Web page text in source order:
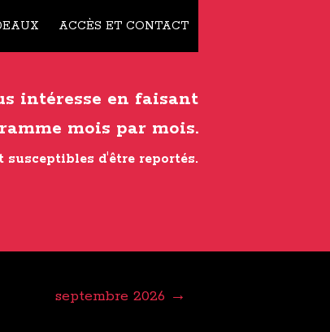
ACCÈS ET CONTACT
intéresse en faisant
mois par mois.
d'être reportés.
septembre 2026 →